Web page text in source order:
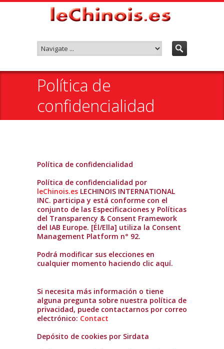
Política de
confidencialidad
Política de confidencialidad
Política de confidencialidad por
leChinois.es LECHINOIS INTERNATIONAL
INC. participa y está conforme con el
conjunto de las Especificaciones y Políticas
del Transparency & Consent Framework
del IAB Europe. [Él/Ella] utiliza la Consent
Management Platform n° 92.
Podrá modificar sus elecciones en
cualquier momento haciendo clic aquí.
Si necesita más información o tiene
alguna pregunta sobre nuestra política de
privacidad, puede contactarnos por correo
electrónico: Contact
Depósito de cookies por Sirdata